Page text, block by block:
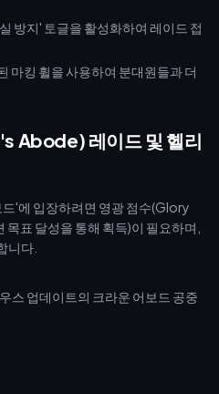
방지' 토글을 활성화하여 레이드 접
마킹 휠을 사용하여 분대원들과 더
Abode) 레이드 및 헬리
'에 입장하려면 영광 점수(Glory
표 달성을 통해 획득)이 필요하며,
니다.